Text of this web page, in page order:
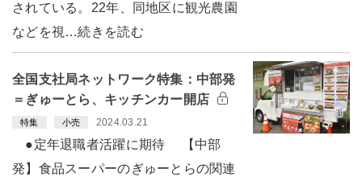
されている。22年、同地区に観光農園
などを視…続きを読む
全国支社局ネットワーク特集：中部発
＝ぎゅーとら、キッチンカー開店
特集 小売 2024.03.21
●定年退職者活躍に期待 【中部
発】食品スーパーのぎゅーとらの関連